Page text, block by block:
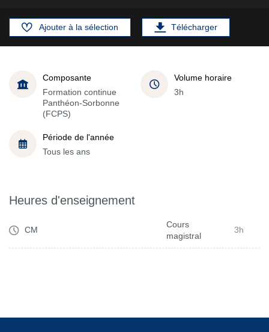
Ajouter à la sélection Télécharger
Composante
Formation continue
Panthéon-Sorbonne
(FCPS)
Volume horaire
3h
Période de l'année
Tous les ans
Heures d'enseignement
CM
Cours
magistral
3h